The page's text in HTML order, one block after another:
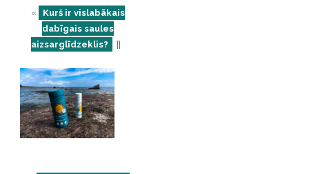
«
Kurš ir vislabākais
dabīgais saules
aizsarglīdzeklis?